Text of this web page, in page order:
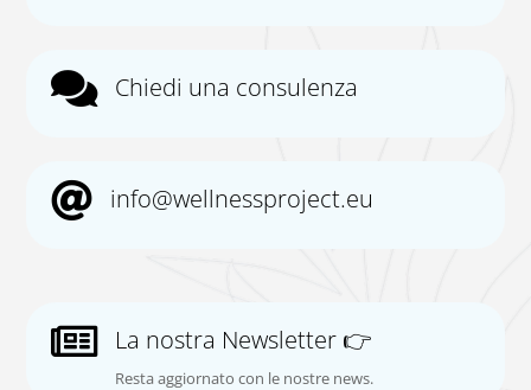
 Chiedi una consulenza
 info@wellnessproject.eu
 La nostra Newsletter 👉
Resta aggiornato con le nostre news.